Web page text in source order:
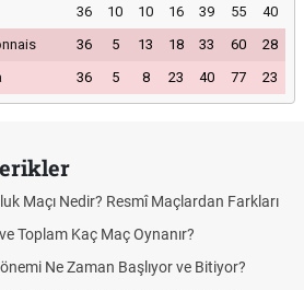
36 10 10 16 39 55
40
36 5 13 18 33 60
28
36 5 8 23 40 77 23
Maçı Nedir? Resmî Maçlardan Farkları
Toplam Kaç Maç Oynanır?
Ne Zaman Başlıyor ve Bitiyor?